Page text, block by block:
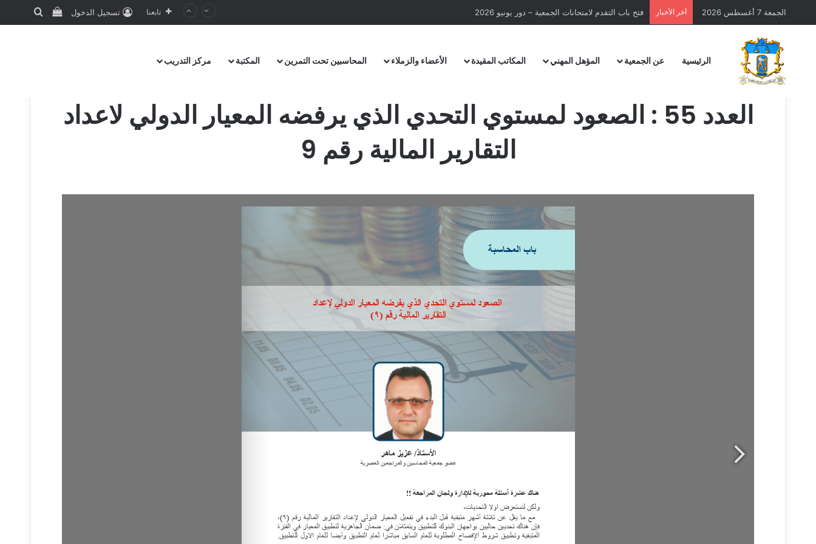
الجمعة 7 أغسطس 2026 أخر الأخبار فتح باب التقدم لامتحانات الجمعية – دور يونيو 2026 تابعنا تسجيل الدخول
الرئيسية عن الجمعية المؤهل المهني المكاتب المقيدة الأعضاء والزملاء المحاسبين تحت التمرين المكتبة مركز التدريب
العدد 55 : الصعود لمستوي التحدي الذي يرفضه المعيار الدولي لاعداد
التقارير المالية رقم 9